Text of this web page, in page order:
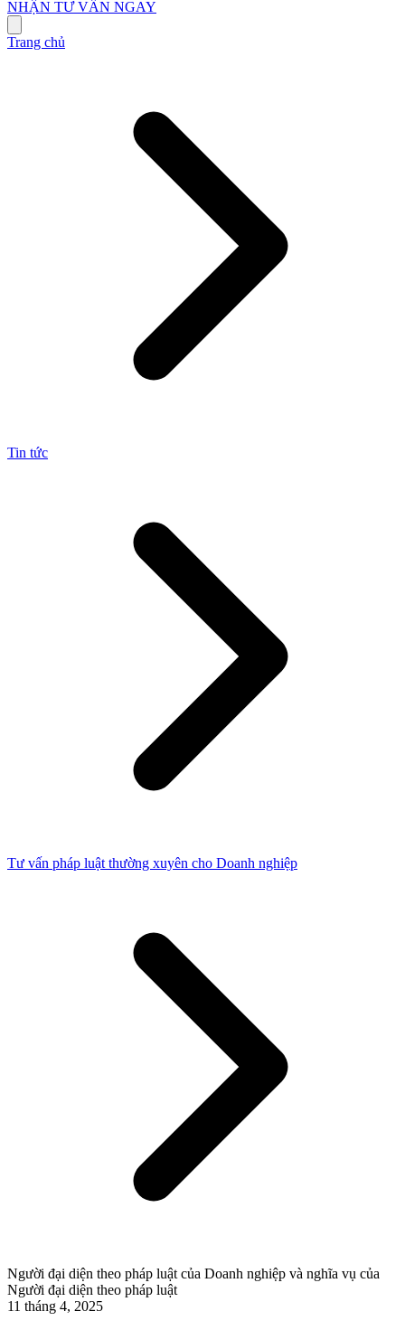
NHẬN TƯ VẤN NGAY
Trang chủ
Tin tức
Tư vấn pháp luật thường xuyên cho Doanh nghiệp
Người đại diện theo pháp luật của Doanh nghiệp và nghĩa vụ của
Người đại diện theo pháp luật
11 tháng 4, 2025